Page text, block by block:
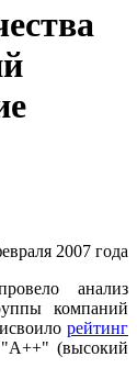
2007 года
анализ
компаний
рейтинг
(высокий